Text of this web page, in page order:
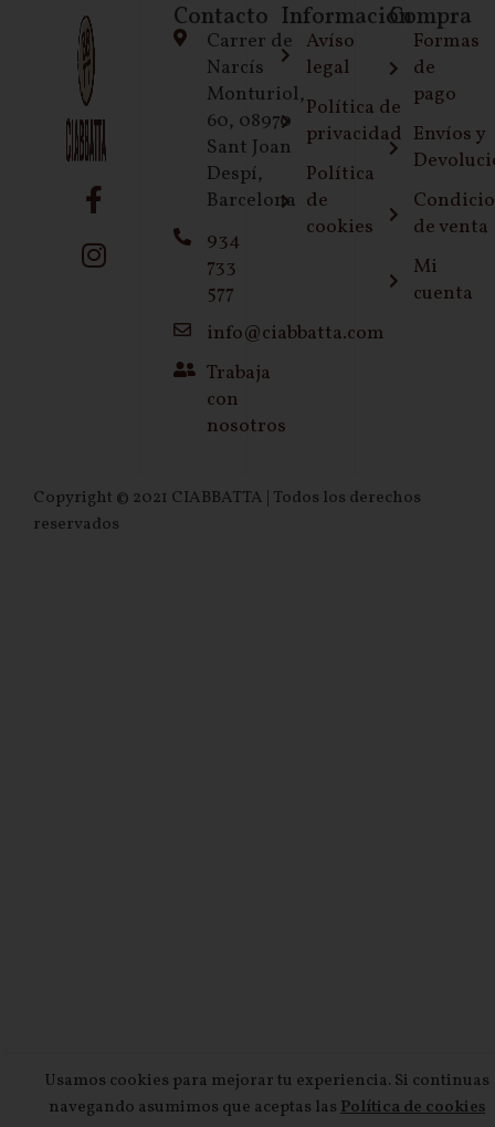
Contacto
Carrer de
Narcís
Monturiol,
60, 08970
Sant Joan
Despí,
Barcelona
934
733
577
info@ciabbatta.com
Trabaja
con
nosotros
Información
Avíso
legal
Política de
privacidad
Política
de
cookies
Compra
Formas
de
pago
Envíos y
de venta
Mi
cuenta
Copyright © 2021 CIABBATTA | Todos los derechos
reservados
Usamos cookies para mejorar tu experiencia. Si continuas
navegando asumimos que aceptas lasPolítica de cookies